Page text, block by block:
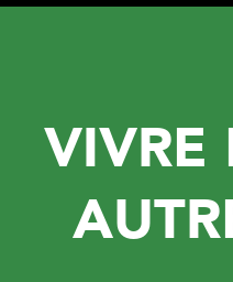
VIVRE